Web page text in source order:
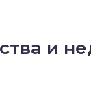
и